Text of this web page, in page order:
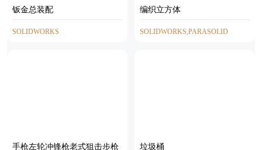
钣金总装配
SOLIDWORKS
编织立方体
SOLIDWORKS,PARASOLID
手枪左轮冲锋枪老式狙击步枪 垃圾桶